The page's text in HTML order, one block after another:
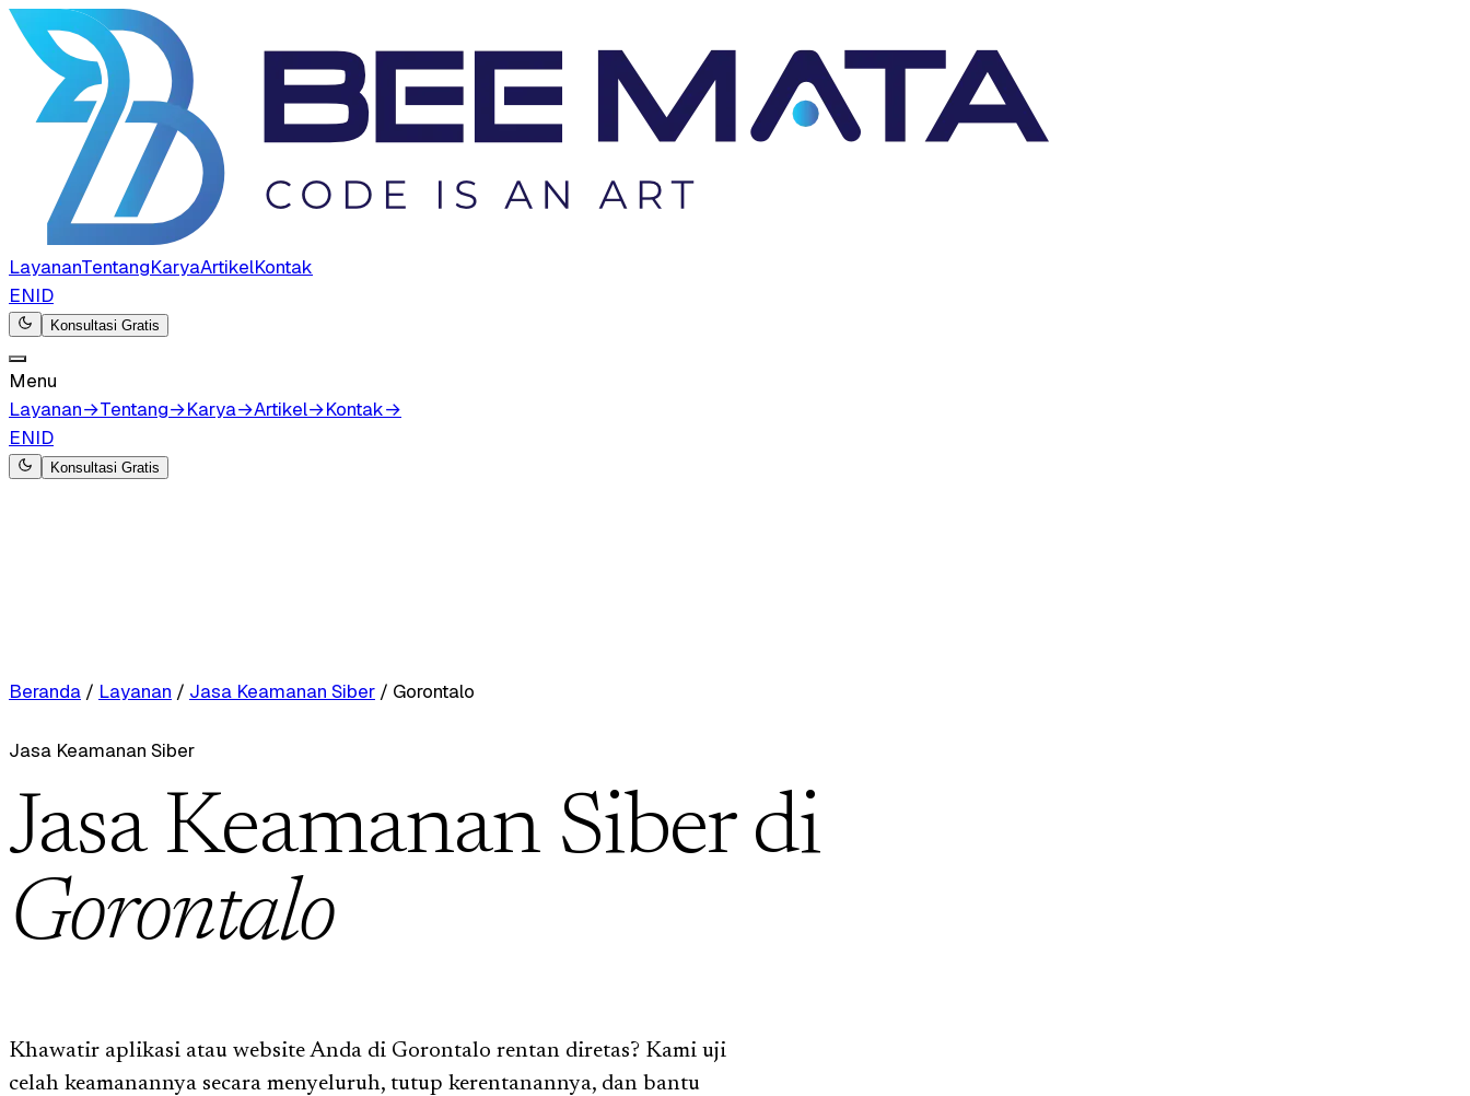
LayananTentangKaryaArtikelKontak
ENID
Konsultasi Gratis
Menu
Layanan→Tentang→Karya→Artikel→Kontak→
ENID
Konsultasi Gratis
Beranda / Layanan / Jasa Keamanan Siber / Gorontalo
Jasa Keamanan Siber
Jasa Keamanan Siber di
Gorontalo
Khawatir aplikasi atau website Anda di Gorontalo rentan diretas? Kami uji
celah keamanannya secara menyeluruh, tutup kerentanannya, dan bantu